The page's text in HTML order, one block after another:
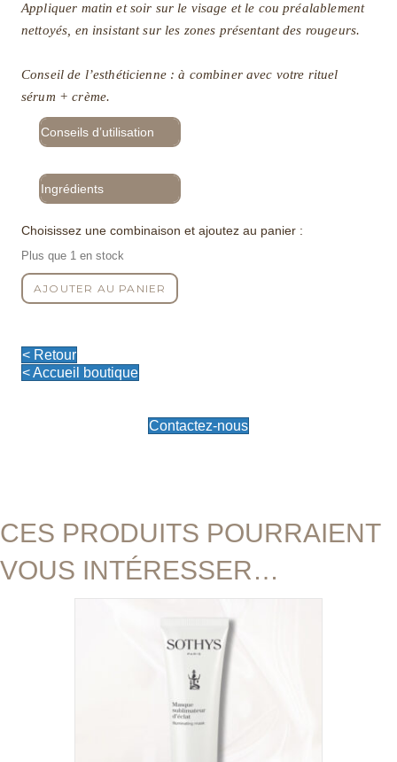
Appliquer matin et soir sur le visage et le cou préalablement
nettoyés, en insistant sur les zones présentant des rougeurs.
Conseil de l’esthéticienne: à combiner avec votre rituel
sérum + crème.
Conseils d’utilisation
Ingrédients
Choisissez une combinaison et ajoutez au panier :
Plus que 1 en stock
quantité
de
Dermobooster
AJOUTER AU PANIER
< Retour
< Accueil boutique
Contactez-nous
CES PRODUITS POURRAIENT
VOUS INTÉRESSER…